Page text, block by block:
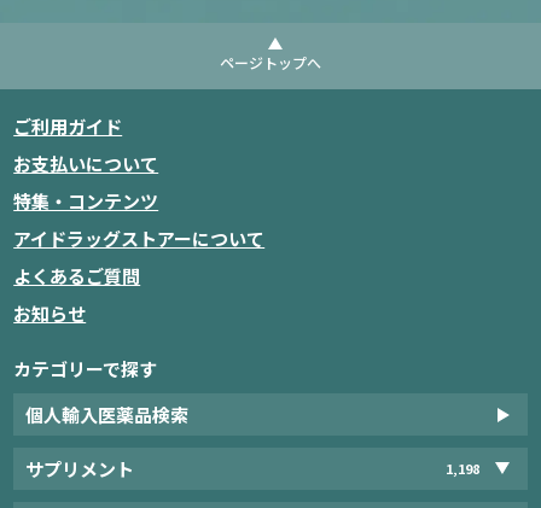
ページトップへ
ご利用ガイド
お支払いについて
特集・コンテンツ
アイドラッグストアーについて
よくあるご質問
お知らせ
カテゴリーで探す
個人輸入医薬品検索
サプリメント 1,198